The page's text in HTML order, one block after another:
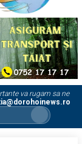
va rugam sa ne